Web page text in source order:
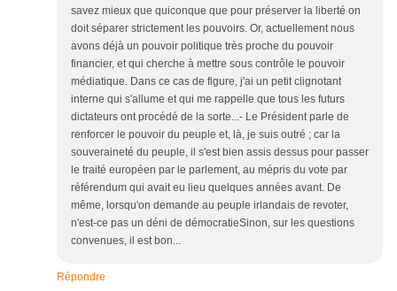
savez mieux que quiconque que pour préserver la liberté on
doit séparer strictement les pouvoirs. Or, actuellement nous
avons déjà un pouvoir politique très proche du pouvoir
financier, et qui cherche à mettre sous contrôle le pouvoir
médiatique. Dans ce cas de figure, j'ai un petit clignotant
interne qui s'allume et qui me rappelle que tous les futurs
dictateurs ont procédé de la sorte...- Le Président parle de
renforcer le pouvoir du peuple et, là, je suis outré ; car la
souveraineté du peuple, il s'est bien assis dessus pour passer
le traité européen par le parlement, au mépris du vote par
référendum qui avait eu lieu quelques années avant. De
même, lorsqu'on demande au peuple irlandais de revoter,
n'est-ce pas un déni de démocratieSinon, sur les questions
convenues, il est bon...
Répondre